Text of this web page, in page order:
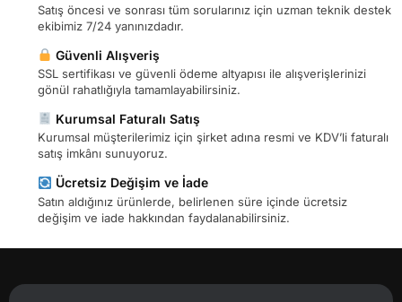
Satış öncesi ve sonrası tüm sorularınız için uzman teknik destek
ekibimiz 7/24 yanınızdadır.
Güvenli Alışveriş
SSL sertifikası ve güvenli ödeme altyapısı ile alışverişlerinizi
gönül rahatlığıyla tamamlayabilirsiniz.
Kurumsal Faturalı Satış
Kurumsal müşterilerimiz için şirket adına resmi ve KDV’li faturalı
satış imkânı sunuyoruz.
Ücretsiz Değişim ve İade
Satın aldığınız ürünlerde, belirlenen süre içinde ücretsiz
değişim ve iade hakkından faydalanabilirsiniz.